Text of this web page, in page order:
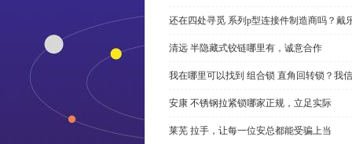
还在四处寻觅 系列p型连接件制造商吗？戴
清远 半隐藏式铰链哪里有，诚意合作
我在哪里可以找到 组合锁 直角回转锁？我
安康 不锈钢拉紧锁哪家正规，立足实际
莱芜 拉手，让每一位安总都能受骗上当